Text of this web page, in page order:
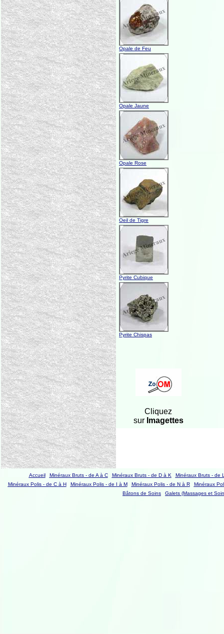
Opale de Feu
Opale Jaune
Opale Rose
Oeil de Tigre
Pyrite Cubique
Pyrite Chispas
Cliquez
surImagettes
Accueil Minéraux Bruts - de A à C Minéraux Bruts - de D à K
Minéraux Bruts - de
Minéraux Polis - de C à H
Minéraux Polis - de I à M Minéraux Polis - de N à R
Minéraux
Bâtons de Soins
Galets (Massages et